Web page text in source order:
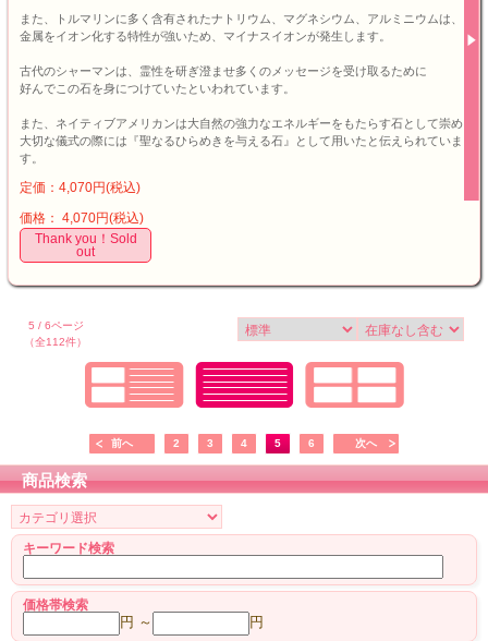
また、トルマリンに多く含有されたナトリウム、マグネシウム、アルミニウムは、
金属をイオン化する特性が強いため、マイナスイオンが発生します。
古代のシャーマンは、霊性を研ぎ澄ませ多くのメッセージを受け取るために
好んでこの石を身につけていたといわれています。
また、ネイティブアメリカンは大自然の強力なエネルギーをもたらす石として崇め
大切な儀式の際には『聖なるひらめきを与える石』として用いたと伝えられていま
す。
定価：4,070円(税込)
価格： 4,070円(税込)
Thank you！Sold
out
5 / 6ページ
（全112件）
前へ 2 3 4 5 6 次へ
商品検索
キーワード検索
価格帯検索
円 ～ 円